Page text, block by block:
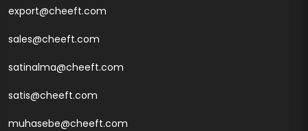
export@cheeft.com
sales@cheeft.com
satinalma@cheeft.com
satis@cheeft.com
muhasebe@cheeft.com